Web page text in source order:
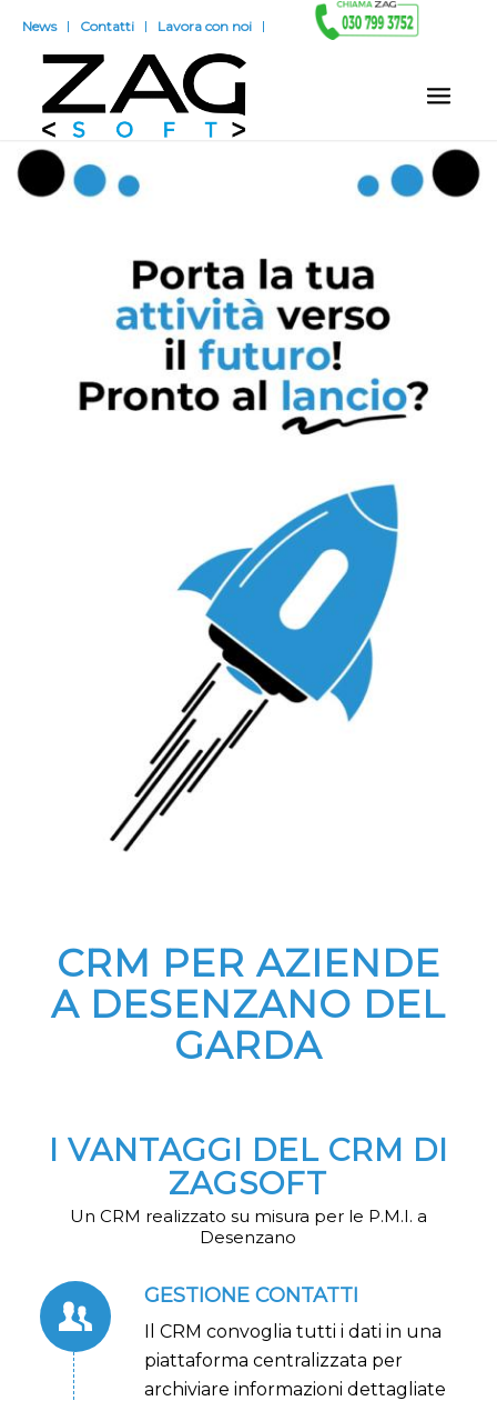
News Contatti Lavora con noi
CRM PER AZIENDE
A DESENZANO DEL
GARDA
I VANTAGGI DEL CRM DI
ZAGSOFT
Un CRM realizzato su misura per le P.M.I. a
Desenzano
GESTIONE CONTATTI
Il CRM convoglia tutti i dati in una
piattaforma centralizzata per
archiviare informazioni dettagliate